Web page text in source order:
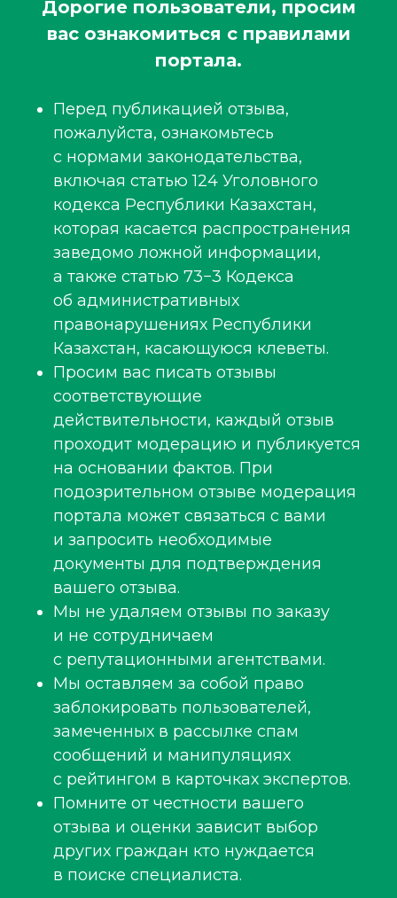
Дорогие пользователи, просим
вас ознакомиться с правилами
портала.
Перед публикацией отзыва,
пожалуйста, ознакомьтесь
с нормами законодательства,
включая статью 124 Уголовного
кодекса Республики Казахстан,
которая касается распространения
заведомо ложной информации,
а также статью 73−3 Кодекса
об административных
правонарушениях Республики
Казахстан, касающуюся клеветы.
Просим вас писать отзывы
соответствующие
действительности, каждый отзыв
проходит модерацию и публикуется
на основании фактов. При
подозрительном отзыве модерация
портала может связаться с вами
и запросить необходимые
документы для подтверждения
вашего отзыва.
Мы не удаляем отзывы по заказу
и не сотрудничаем
с репутационными агентствами.
Мы оставляем за собой право
заблокировать пользователей,
замеченных в рассылке спам
сообщений и манипуляциях
с рейтингом в карточках экспертов.
Помните от честности вашего
отзыва и оценки зависит выбор
других граждан кто нуждается
в поиске специалиста.